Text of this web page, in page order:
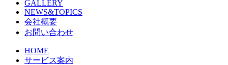
GALLERY
NEWS&TOPICS
会社概要
お問い合わせ
HOME
サービス案内